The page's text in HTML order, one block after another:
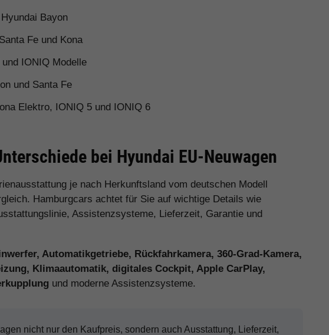
Bayon
Fe und Kona
IONIQ Modelle
und Santa Fe
Elektro, IONIQ 5 und IONIQ 6
bei Hyundai EU-Neuwagen
je nach Herkunftsland vom deutschen Modell
Hamburgcars achtet für Sie auf wichtige Details wie
Assistenzsysteme, Lieferzeit, Garantie und
Automatikgetriebe, Rückfahrkamera, 360-Grad-Kamera,
Klimaautomatik, digitales Cockpit, Apple CarPlay,
und moderne Assistenzsysteme.
nicht nur den Kaufpreis, sondern auch Ausstattung, Lieferzeit,